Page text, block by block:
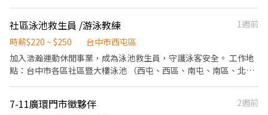
------------------------------------------------------- ✅ 我們需要
這樣的你 1.學歷：大專(含)以上畢業。若具備客服或服務業相關經
驗，高中職(含)以上畢業即可。 2.技能要求：具備基本電腦操作及文
書軟體使用，中文輸入速度30字/分以上。 -------------------------
------------------------------------------------------- ✅ 立即加入
我們！ 1.立即投遞履歷，將有專人與您聯繫！
日 下午3-6點 3.可選擇自己有空工作的時間，但選完後要固定出
席。 4.二個禮拜團隊練習乙次，必須到達，無法到達告知。 5.實習
生另外面談 6.歡迎熱愛教學籃球/游泳/直排輪/滑步車 職務類別 專項
教練 其他才藝類老師 工作待遇 助教時薪200，主教350元以上，堂
街） 時間：17：00~18：00 ►初級/一級/二級 【週六】 地點：南屯
社區泳池救生員 /游泳教練
1週前
時薪$220 ~ $250
台中市西屯區
加入浩瀚運動休閒事業，成為泳池救生員，守護泳客安全。 工作地
點：台中市各區社區暨大樓泳池 （西屯、西區、南屯、南區、北
• 完成主管交代事宜 人數需求：數名 國定假日：國定假日時薪為雙
7-11廣環門市徵夥伴
2週前